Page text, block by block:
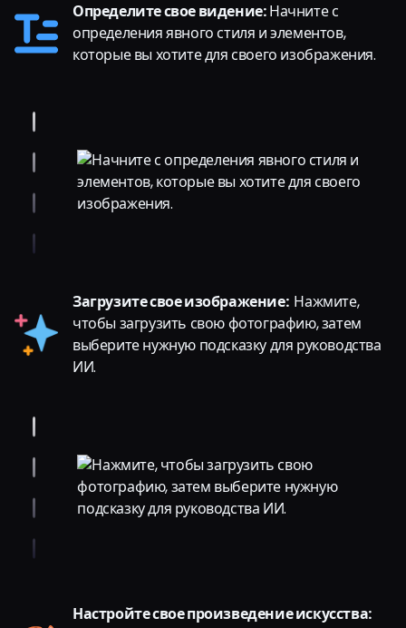
Определите свое видение:Начните с
определения явного стиля и элементов,
которые вы хотите для своего изображения.
Загрузите свое изображение: Нажмите,
чтобы загрузить свою фотографию, затем
выберите нужную подсказку для руководства
ИИ.
Настройте свое произведение искусства: